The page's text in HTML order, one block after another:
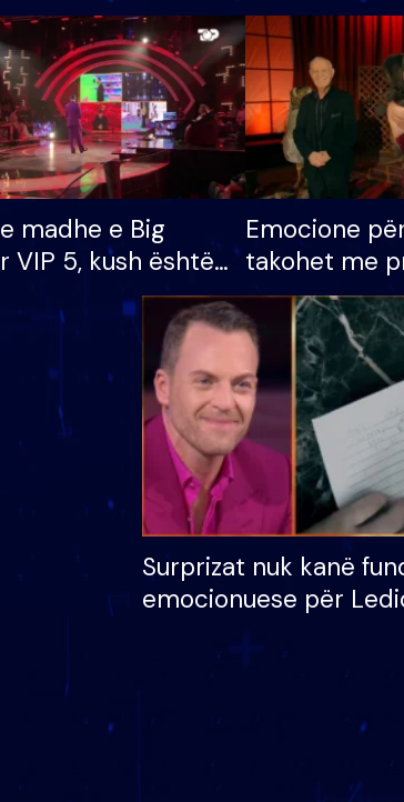
madhe e Big
VIP 5, kush është
i parë që lë shtëpinë
mundësinë për
çmimin e madh
Emocione
takohet me
vajzën dhe
S’kemi
apo jo?
Surprizat nuk kanë
emocionuese për